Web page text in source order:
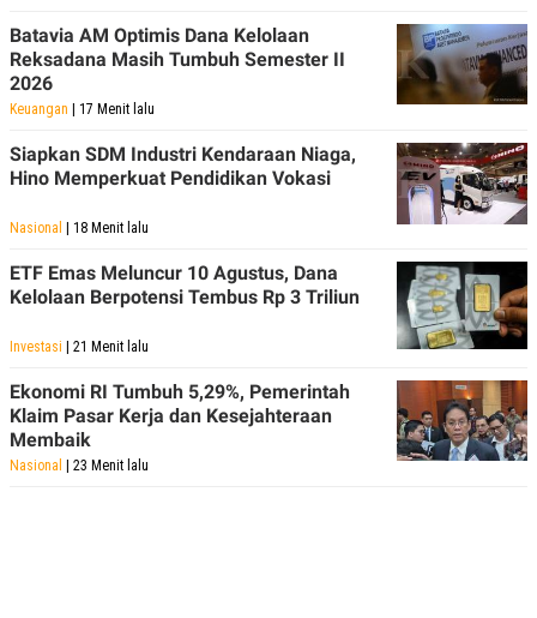
Batavia AM Optimis Dana Kelolaan
Reksadana Masih Tumbuh Semester II
2026
Keuangan | 17 Menit lalu
Siapkan SDM Industri Kendaraan Niaga,
Hino Memperkuat Pendidikan Vokasi
Nasional | 18 Menit lalu
ETF Emas Meluncur 10 Agustus, Dana
Kelolaan Berpotensi Tembus Rp 3 Triliun
Investasi | 21 Menit lalu
Ekonomi RI Tumbuh 5,29%, Pemerintah
Klaim Pasar Kerja dan Kesejahteraan
Membaik
Nasional | 23 Menit lalu